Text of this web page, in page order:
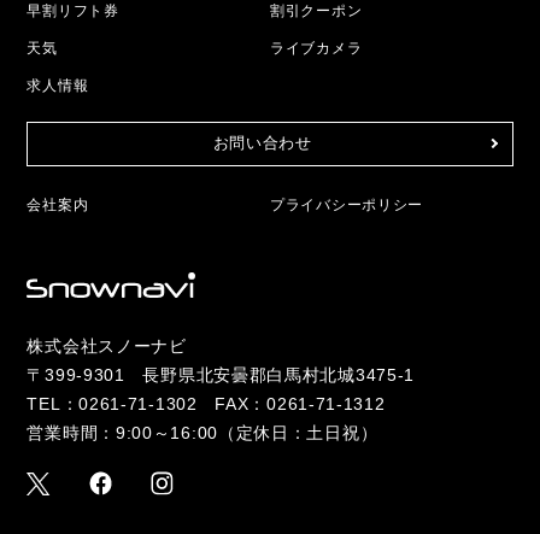
早割リフト券 割引クーポン
天気 ライブカメラ
求人情報
お問い合わせ
会社案内 プライバシーポリシー
株式会社スノーナビ
〒399-9301 長野県北安曇郡白馬村北城3475-1
TEL：0261-71-1302
FAX：0261-71-1312
営業時間：9:00～16:00（定休日：土日祝）